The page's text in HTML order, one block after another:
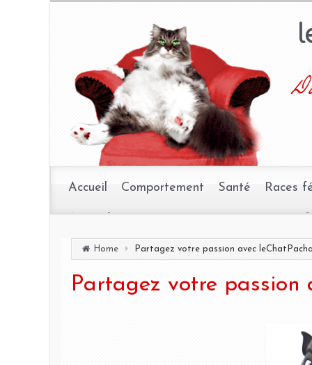
Accueil Comportement Santé Races
Home Partagez votre passion avec leChatPacha
Partagez votre passion